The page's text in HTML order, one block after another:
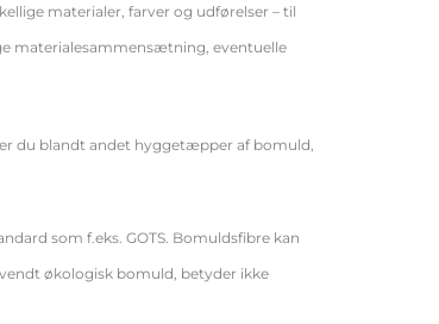
materialer, farver og udførelser – til
materialesammensætning, eventuelle
du blandt andet hyggetæpper af bomuld,
som f.eks. GOTS. Bomuldsfibre kan
økologisk bomuld, betyder ikke